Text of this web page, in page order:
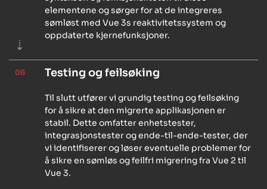
elementene og sørger for at de integreres
sømløst med Vue 3s reaktivitetssystem og
oppdaterte kjernefunksjoner.
06 Testing og feilsøking
Til slutt utfører vi grundig testing og feilsøking
for å sikre at den migrerte applikasjonen er
stabil. Dette omfatter enhetstester,
integrasjonstester og ende-til-ende-tester, der
vi identifiserer og løser eventuelle problemer for
å sikre en sømløs og feilfri migrering fra Vue 2 til
Vue 3.